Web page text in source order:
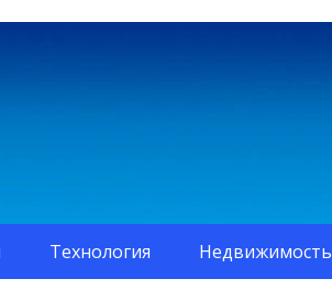
Технология Недвижимость